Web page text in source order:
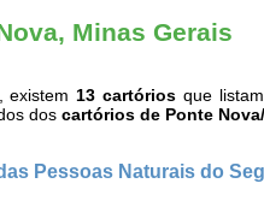
Minas Gerais
existem 13 cartórios que
dos cartórios de Ponte
Pessoas Naturais do